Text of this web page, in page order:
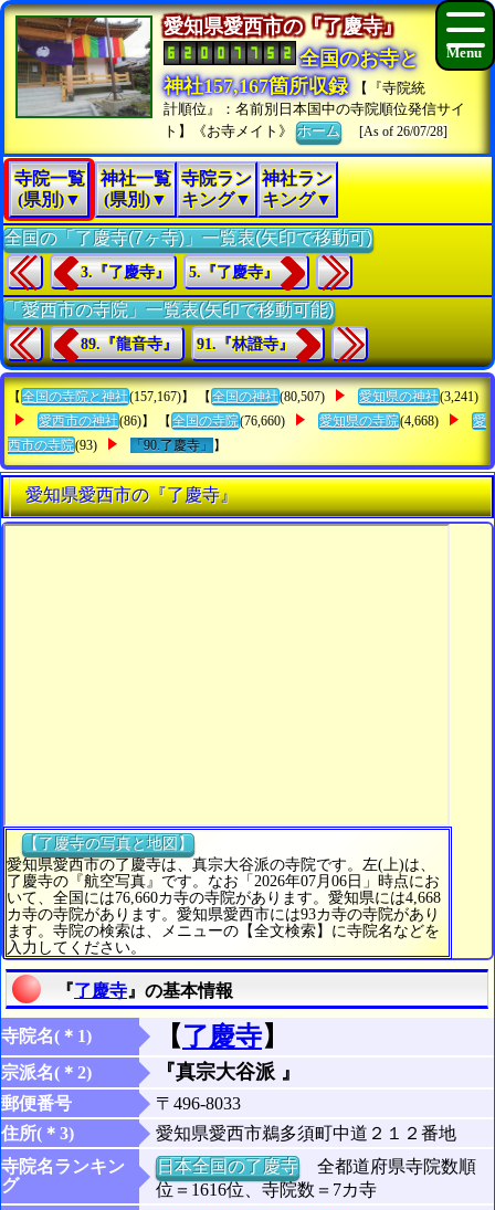
愛知県愛西市の『了慶寺』
全国のお寺と
神社157,167箇所収録
【『寺院統
計順位』：名前別日本国中の寺院順位発信サイ
ト】《お寺メイト》ホーム [As of 26/07/28]
寺院一覧
(県別)▼
神社一覧
(県別)▼
寺院ラン
キング▼
神社ラン
キング▼
全国の「了慶寺(7ヶ寺)」一覧表(矢印で移動可)
3.『了慶寺』 5.『了慶寺』
「愛西市の寺院」一覧表(矢印で移動可能)
89.『龍音寺』 91.『林證寺』
【 全国の寺院と神社(157,167)】 【 全国の神社(80,507) 愛知県の神社(3,241)
愛西市の神社(86)】 【 全国の寺院(76,660) 愛知県の寺院(4,668)
愛
西市の寺院(93) 「90.了慶寺」 】
愛知県愛西市の『了慶寺』
【了慶寺の写真と地図】
愛知県愛西市の了慶寺は、真宗大谷派の寺院です。左(上)は、
了慶寺の『航空写真』です。なお「2026年07月06日」時点にお
いて、全国には76,660カ寺の寺院があります。愛知県には4,668
カ寺の寺院があります。愛知県愛西市には93カ寺の寺院があり
ます。寺院の検索は、メニューの【全文検索】に寺院名などを
入力してください。
『了慶寺 』の基本情報
寺院名(＊1) 【了慶寺】
宗派名(＊2) 『真宗大谷派 』
郵便番号
〒496-8033
住所(＊3)
愛知県愛西市鵜多須町中道２１２番地
寺院名ランキン
グ
日本全国の了慶寺全都道府県寺院数順
位＝1616位、寺院数＝7カ寺